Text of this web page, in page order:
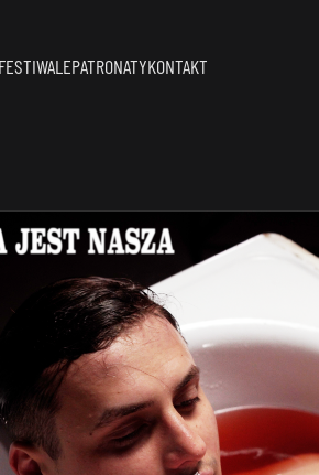
PATRONATYKONTAKT